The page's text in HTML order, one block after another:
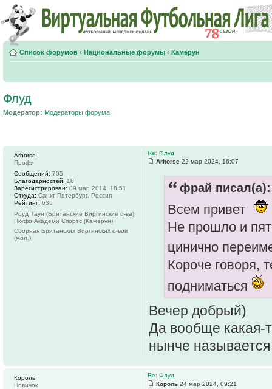
Список форумов ‹ Национальные форумы ‹ Камерун
Флуд
Модератор: Модераторы форума
Re: Флуд
Arhorse 22 мар 2024, 16:07
фрай писал(а):
Всем привет
Не прошло и
цинично
Короче говоря,
подниматься
Вечер добрый)
Да вообще какая-
нынче
Arhorse
Профи
Сообщений: 705
Благодарностей: 18
Зарегистрирован: 09 мар 2014, 18:51
Откуда: Санкт-Петербург, Россия
Рейтинг: 636
Роуд Таун (Британские Виргинские о-ва)
Нкуфо Академи Спортс (Камерун)
Сборная Британских Виргинских о-вов
(мол.)
Re: Флуд
Король 24 мар 2024, 09:21
Король
Новичок